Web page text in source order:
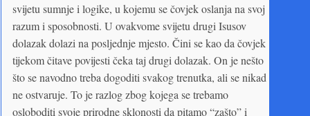
svijetu sumnje i logike, u kojemu se čovjek oslanja na svoj
razum i sposobnosti. U ovakvome svijetu drugi Isusov
dolazak dolazi na posljednje mjesto. Čini se kao da čovjek
tijekom čitave povijesti čeka taj drugi dolazak. On je nešto
što se navodno treba dogoditi svakog trenutka, ali se nikad
ne ostvaruje. To je razlog zbog kojega se trebamo
osloboditi svoje prirodne sklonosti da pitamo “zašto” i